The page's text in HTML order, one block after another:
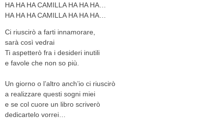
HA HA HA CAMILLA HA HA HA…
HA HA HA CAMILLA HA HA HA…
Ci riuscirò a farti innamorare,
sarà così vedrai
Ti aspetterò fra i desideri inutili
e favole che non so più.
Un giorno o l’altro anch’io ci riuscirò
a realizzare questi sogni miei
e se col cuore un libro scriverò
dedicartelo vorrei…